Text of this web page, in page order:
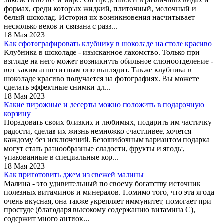
формах, среди которых жидкий, плиточный, молочный и
белый шоколад. История их возникновения насчитывает
несколько веков и связана с разв...
18 Мая 2023
Как сфотографировать клубнику в шоколаде на столе красиво
Клубника в шоколаде - изысканное лакомство. Только при
взгляде на него может возникнуть обильное слюноотделение -
вот каким аппетитным оно выглядит. Также клубника в
шоколаде красиво получается на фотографиях. Вы можете
сделать эффектные снимки дл...
18 Мая 2023
Какие пирожные и десерты можно положить в подарочную
корзину
Порадовать своих близких и любимых, подарить им частичку
радости, сделав их жизнь немножко счастливее, хочется
каждому без исключений. Безошибочным вариантом подарка
могут стать разнообразные сладости, фрукты и ягоды,
упакованные в специальные кор...
18 Мая 2023
Как приготовить джем из свежей малины
Малина - это удивительный по своему богатству источник
полезных витаминов и минералов. Помимо того, что эта ягода
очень вкусная, она также укрепляет иммунитет, помогает при
простуде (благодаря высокому содержанию витамина С),
содержит много антиок...